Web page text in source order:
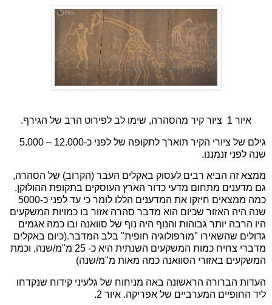
איור 1 ציור קיר מהסהרה, שימו לב לפירוט הרב של הגירף.
גילם של ציורי הקיר תוארך לתקופה של לפני כ-12.000 – 5.000
שנה לפני זנמננו.
ממצא זה הביא רבים לעסוק באקלים העבר (הקרוב) של הסהרה,
גם מדענים מתחום מדעי כדור הארץ העוסקים בתקופת ההולוקן.
כמה ממצאים חיזקו את המדענים הללו לומר כי עד לפני כ-5000
שנה היה האזור שכיום הוא מדבר סהרה אזור בו כמויות המשקעים
היו הרבה יותר גבוהות והנוף היה נוף של סוואנה ובו כמה אגמים
גדולים שהשאירו "מורפולוגיה חופית" בלב המדבר.(כיום באקלים
מדברי צחיח כמות המשקעים השנתית היא כ- 25 מ"מ/שנה, וכמת
המשקעים באזורי הסוואנה כמה מאות מ"מ/שנה)
העדות הברורה הראשונה באה מניחוח של גלעיני קידוח שנקדחו
ליד החופיים המערביים של אפריקה. איור 2.